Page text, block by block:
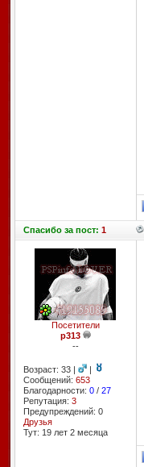
Спасибоза пост: 1
Посетители
p313
--
Возраст: 33 |
|
Сообщений: 653
Благодарности: 0/ 27
Репутация: 3
Предупреждений: 0
Друзья
Тут: 19 лет 2 месяцa